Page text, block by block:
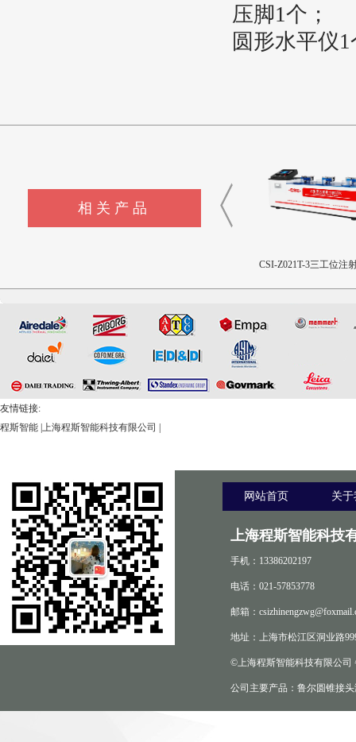
压脚1个 ；
圆形水平仪1
相关产品
测试仪
CSI-Z021T-3三工位注射
友情链接:
程斯智能 上海程斯智能科技有限公司
网站首页 关
上海程斯智能科技
手机：13386202197
电话：021-57853778
邮箱：
地址：上海市松江区洞业路
©上海程斯智能科技有限公司
公司主要产品：鲁尔圆锥接